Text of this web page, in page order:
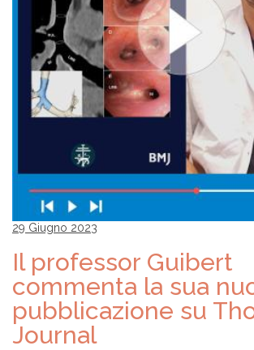
29 Giugno 2023
Il professor Guibert
commenta la sua
pubblicazione su
Journal